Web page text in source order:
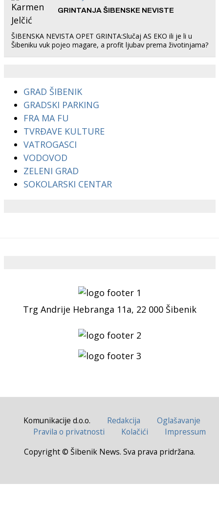
GRINTANJA ŠIBENSKE NEVISTE
ŠIBENSKA NEVISTA OPET GRINTA:Slučaj AS EKO ili je li u
Šibeniku vuk pojeo magare, a profit ljubav prema životinjama?
GRAD ŠIBENIK
GRADSKI PARKING
FRA MA FU
TVRĐAVE KULTURE
VATROGASCI
VODOVOD
ZELENI GRAD
SOKOLARSKI CENTAR
Trg Andrije Hebranga 11a, 22 000 Šibenik
Komunikacije d.o.o. Redakcija
Oglašavanje
Pravila o privatnosti
Kolačići
Impressum
Copyright © Šibenik News. Sva prava pridržana.